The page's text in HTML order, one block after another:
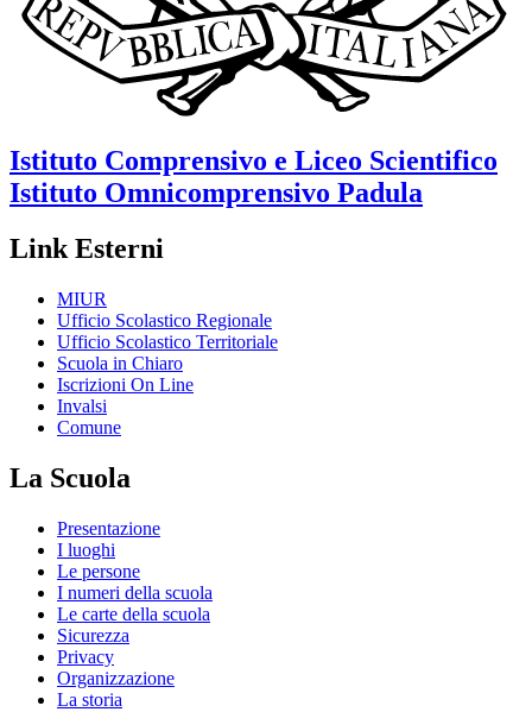
Istituto Comprensivo e Liceo Scientifico
Istituto Omnicomprensivo Padula
Link Esterni
MIUR
Ufficio Scolastico Regionale
Ufficio Scolastico Territoriale
Scuola in Chiaro
Iscrizioni On Line
Invalsi
Comune
La Scuola
Presentazione
I luoghi
Le persone
I numeri della scuola
Le carte della scuola
Sicurezza
Privacy
Organizzazione
La storia